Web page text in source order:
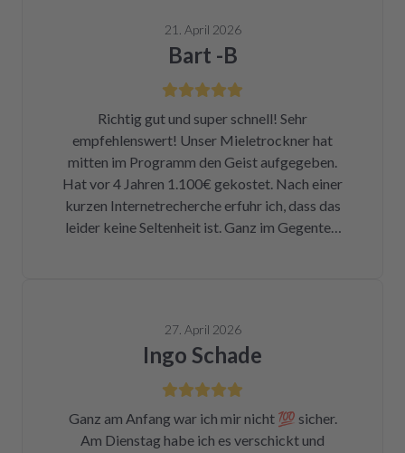
21. April 2026
Bart -B
Richtig gut und super schnell! Sehr
empfehlenswert! Unser Mieletrockner hat
mitten im Programm den Geist aufgegeben.
Hat vor 4 Jahren 1.100€ gekostet. Nach einer
kurzen Internetrecherche erfuhr ich, dass das
leider keine Seltenheit ist. Ganz im Gegenteil.
Modell und Fehler eingegeben und dann hatte
ich die Wahl, eine refurbished Platine für
139€ zu kaufen oder meine kaputte Platine
einzusenden und für 99€ reparieren zu lassen.
Der Ausbau war kein Hexenwerk. Ein paar
Fotos für den Wiedereinbau gemacht. Eine
27. April 2026
Ingo Schade
Ganz am Anfang war ich mir nicht 💯 sicher.
Am Dienstag habe ich es verschickt und